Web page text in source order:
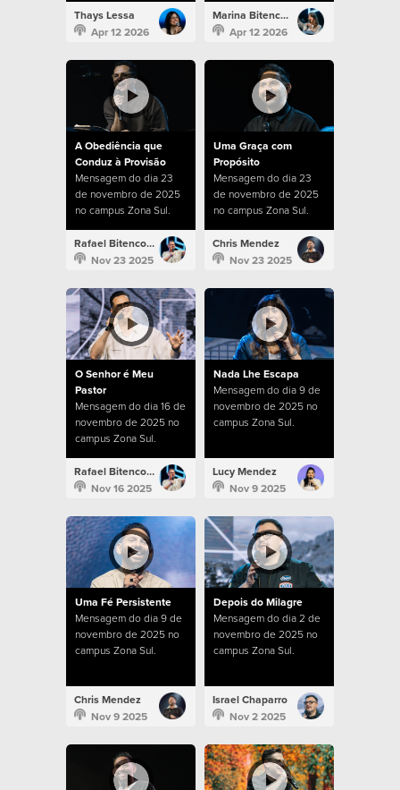
Thays Lessa
Apr 12 2026
Marina Bitencourt
Apr 12 2026
A Obediência que
Conduz à Provisão
Mensagem do dia 23
de novembro de 2025
no campus Zona Sul.
Rafael Bitencourt
Nov 23 2025
Uma Graça com
Propósito
Mensagem do dia 23
de novembro de 2025
no campus Zona Sul.
Chris Mendez
Nov 23 2025
O Senhor é Meu
Pastor
Mensagem do dia 16 de
novembro de 2025 no
campus Zona Sul.
Rafael Bitencourt
Nov 16 2025
Nada Lhe Escapa
Mensagem do dia 9 de
novembro de 2025 no
campus Zona Sul.
Lucy Mendez
Nov 9 2025
Uma Fé Persistente
Mensagem do dia 9 de
novembro de 2025 no
campus Zona Sul.
Chris Mendez
Nov 9 2025
Depois do Milagre
Mensagem do dia 2 de
novembro de 2025 no
campus Zona Sul.
Israel Chaparro
Nov 2 2025